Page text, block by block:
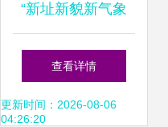
“新址新貌新气象
医疗服务再上新台
阶”——萧县人民医
查看详情
更新时间：2026-08-06
04:26:20